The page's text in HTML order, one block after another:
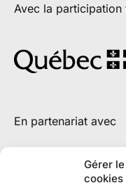
Gérer
cookies
Avec la participation
En partenariat avec